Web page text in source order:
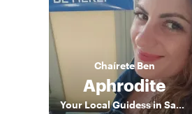
Chaírete Ben
Aphrodite
Your Local Guidess in Santorini